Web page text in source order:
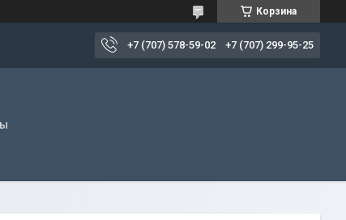
Корзина
+7 (707) 578-59-02 +7 (707) 299-95-25